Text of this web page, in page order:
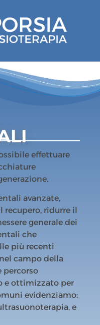
effettuare
avanzate,
recupero, ridurre il
generale dei
che
più recenti
campo della
percorso
e ottimizzato per
evidenziamo:
e